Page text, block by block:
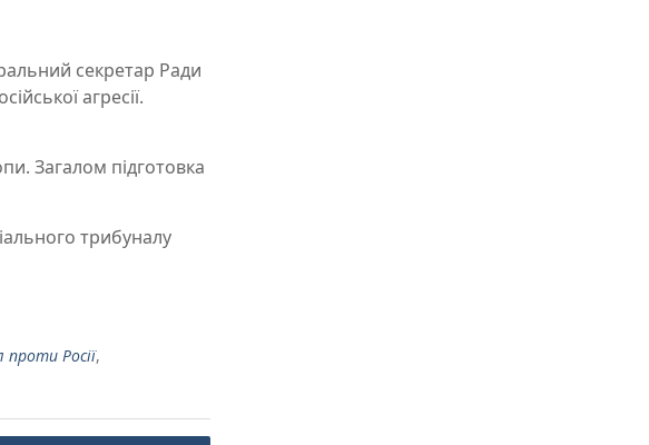
секретар Ради
агресії.
Загалом підготовка
трибуналу
Росії,